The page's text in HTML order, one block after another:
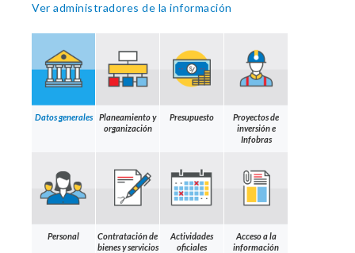
Ver administradores de la información
Datos generales
Planeamiento y
organización
Presupuesto
Proyectos de
inversión e
Infobras
Personal
Contratación de
bienes y servicios
Actividades
oficiales
Acceso a la
información